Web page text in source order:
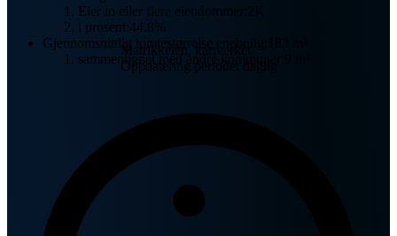
Eier to eller flere eiendommer:
i prosent:44.8%
Gjennomsnittlig tomtestørrelse enebolig:
sammenlignet med andre kommuner:
Matrikkelen, kartverket
Oppdatering periode: daglig